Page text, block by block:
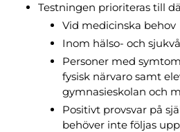
Testningen prioriteras till
Vid medicinska behov
Inom hälso- och
Personer med
fysisk närvaro samt
gymnasieskolan och
Positivt provsvar på
behöver inte följas